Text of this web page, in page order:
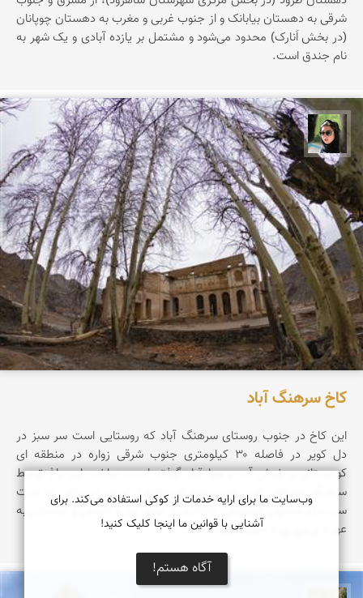
شرقی‌ به‌ دهستان‌ بیابانک‌ و از جنوب‌ غربی‌ و مغرب‌ به‌ دهستان‌ چوپانان‌
(در بخش‌ اَنارک‌) محدود می‌شود و مشتمل‌ بر یازده‌ آبادی‌ و یک‌ شهر به‌
نام‌ جندق‌ است‌.
سپیده اصلان
کاخ سرهنگ آباد
این کاخ در جنوب روستای سرهنگ آباد که روستایی است سر سبز در
دل کویر در فاصله ۳۰ کیلومتری جنوب شرقی زواره در منطقه ای
کوهستانی و خوش آب و هوا قرار گرفته است. ساخت این باغ توسط
سرهنگ مصطفی قلی خان سهام السلطنه از امرای اردستان که مدت
سی سال مسئول قراسورانی (ژاندارمی) حدود یزد و کاشان و اردستان به
عهده ي وي بوده صورت گرفته است.
وب‌سایت ما برای ارایه خدمات از کوکی استفاده می‌کند. برای
آشنایی با قوانین ما اینجا کلیک کنید!
آگاه هستم!